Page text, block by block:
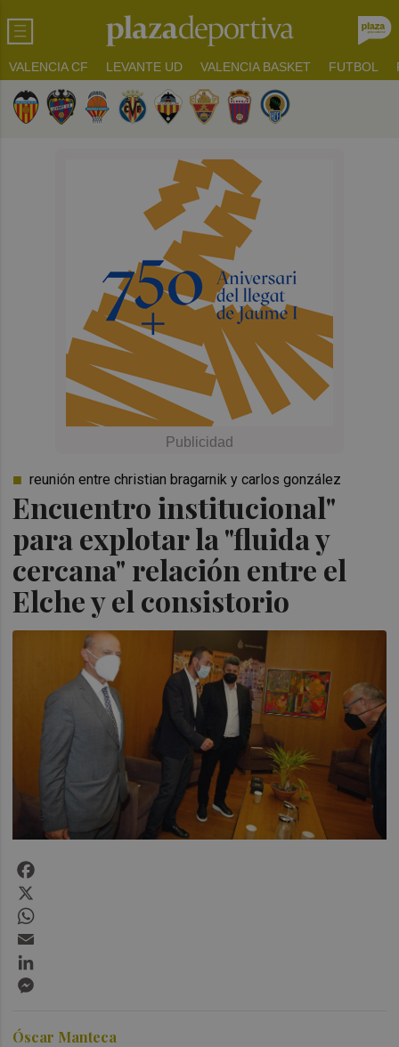
VALENCIA CF LEVANTE UD VALENCIA BASKET FUTBOL
Encuentro institucional"
para explotar la "fluida y
cercana" relación entre el
Elche y el consistorio
reunión entre christian bragarnik y carlos gonzález
Óscar Manteca